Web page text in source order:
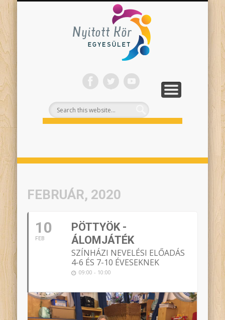
SZÍNHÁZI NEVELÉS
ONLINE PROGRAMJAINK
FELNŐTTEKNEK
PROJEKTEK
RÓLUNK
TÁMOGASS!
FEBRUÁR, 2020
10
FEB
PÖTTYÖK -
ÁLOMJÁTÉK
SZÍNHÁZI NEVELÉSI ELŐADÁS
4-6 ÉS 7-10 ÉVESEKNEK
09:00 - 10:00